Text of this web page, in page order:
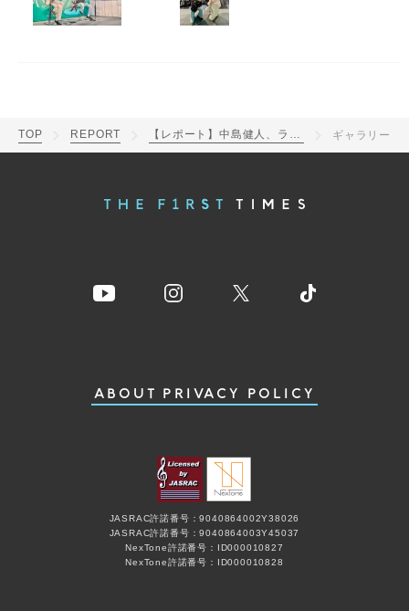
TOP REPORT 【レポート】中島健人、ラジオ公開収録ツアー4日目が終了！2,000人を前に初アルバムを語る ギャラリー
ABOUT PRIVACY POLICY
JASRAC許諾番号：9040864002Y38026
JASRAC許諾番号：9040864003Y45037
NexTone許諾番号：ID000010827
NexTone許諾番号：ID000010828